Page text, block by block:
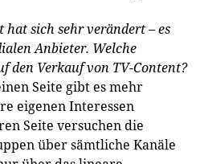
hat sich sehr verändert – es
Anbieter. Welche
den Verkauf von TV-Content?
Seite gibt es mehr
eigenen Interessen
Seite versuchen die
über sämtliche Kanäle